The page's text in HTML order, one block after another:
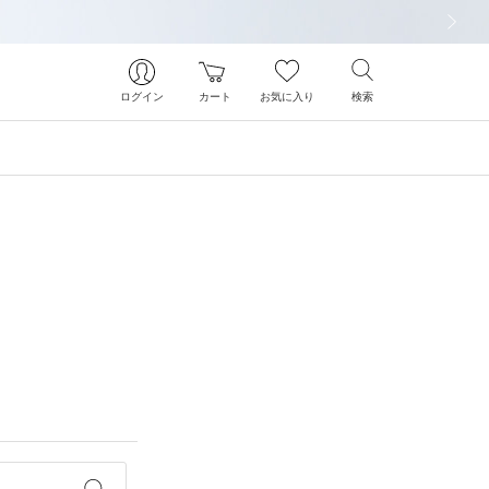
ログイン カート お気に入り 検索